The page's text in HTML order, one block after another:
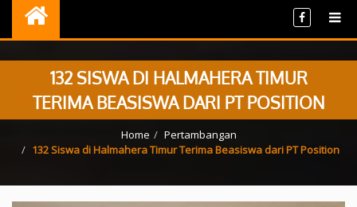
132 SISWA DI HALMAHERA TIMUR
TERIMA BEASISWA DARI PT POSITION
Home
Pertambangan
132 Siswa di Halmahera Timur Terima Beasiswa dari PT Position